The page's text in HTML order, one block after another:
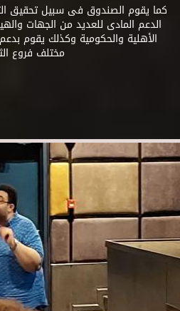
كما يقوم الصندوق فى سبيل تحقيق
الدعم المادى للعديد من الجهات
الأهلية والحكومية وكذلك يقوم
مختلف فروع